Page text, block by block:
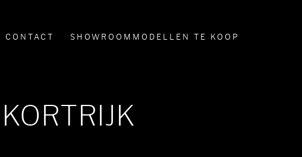
CONTACT SHOWROOMMODELLEN TE KOOP